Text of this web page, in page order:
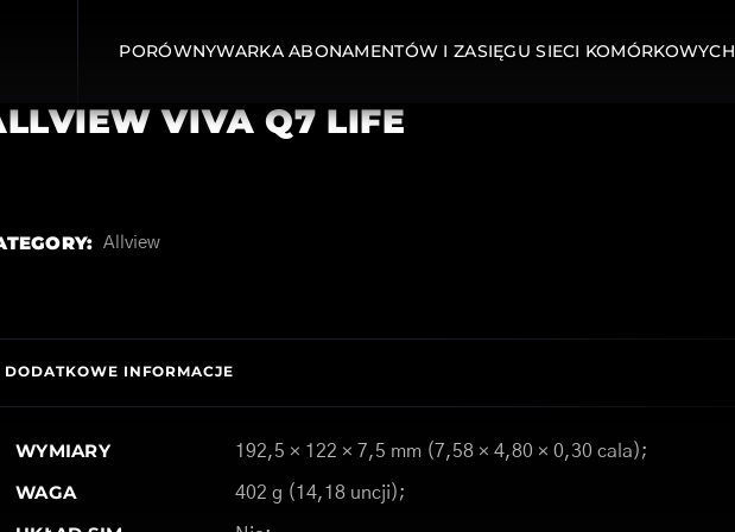
PORÓWNYWARKA ABONAMENTÓW I ZASIĘGU SIECI KOMÓRKOWYCH
VIVA Q7 LIFE
Allview
DODATKOWE INFORMACJE
WYMIARY 192,5 × 122 × 7,5 mm (7,58 × 4,80 × 0,30 cala);
WAGA 402 g (14,18 uncji);